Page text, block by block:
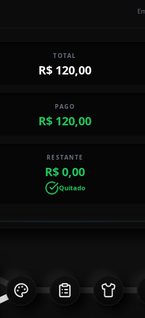
TOTAL
R$ 120,00
PAGO
R$ 120,00
RESTANTE
R$ 0,00
Quitado